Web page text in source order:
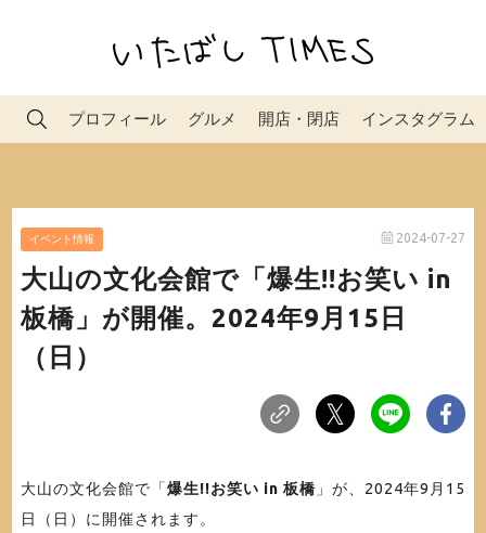
プロフィール グルメ 開店・閉店 インスタグラム
イベント情報 2024-07-27
大山の文化会館で「爆生!!お笑い in
板橋」が開催。2024年9月15日
（日）
大山の文化会館で「爆生!!お笑い in 板橋」が、2024年9月15
日（日）に開催されます。